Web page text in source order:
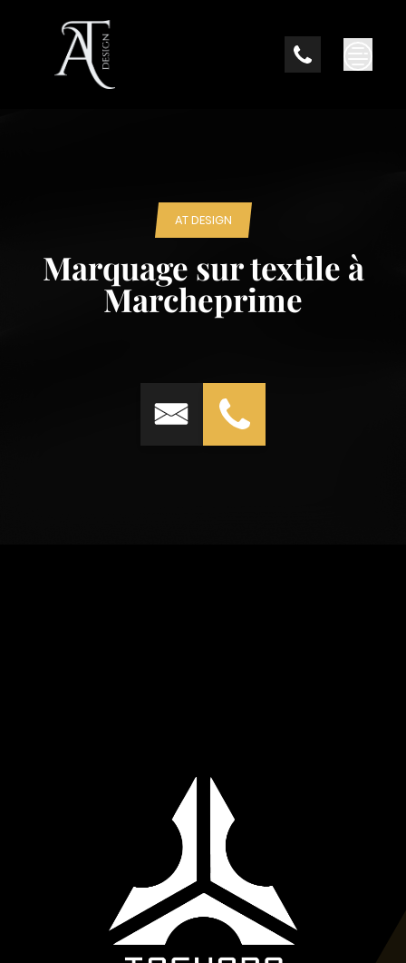
AT DESIGN
Marquage sur textile à
Marcheprime